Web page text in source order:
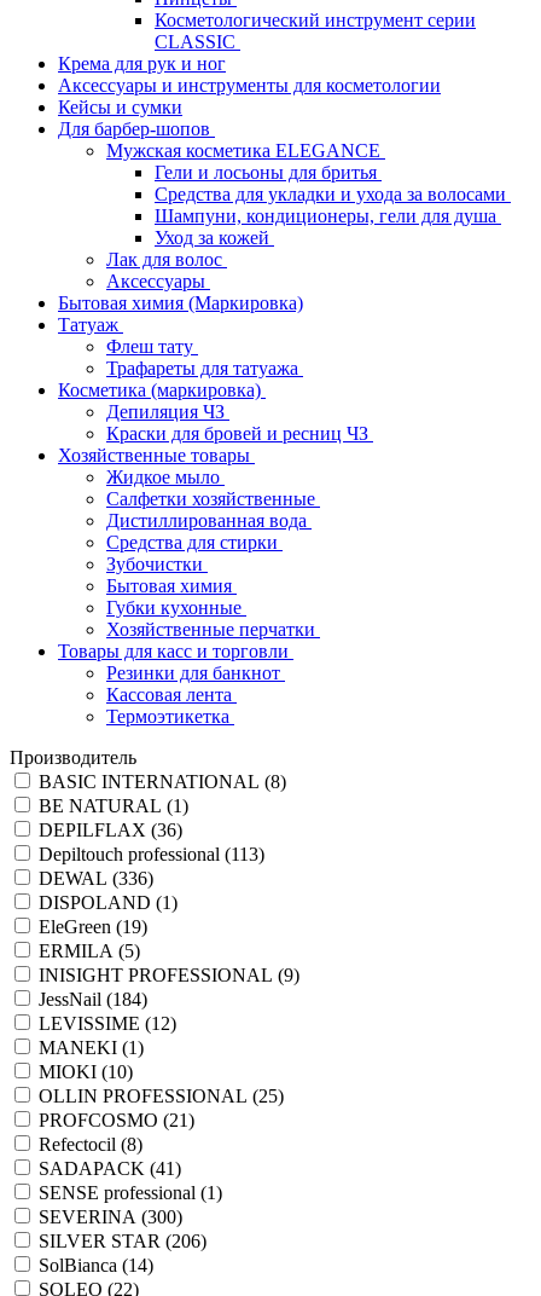
Косметологический инструмент серии
CLASSIC
Крема для рук и ног
Аксессуары и инструменты для косметологии
Кейсы и сумки
Для барбер-шопов
Мужская косметика ELEGANCE
Гели и лосьоны для бритья
Средства для укладки и ухода за волосами
Шампуни, кондиционеры, гели для душа
Уход за кожей
Лак для волос
Аксессуары
Бытовая химия (Маркировка)
Татуаж
Флеш тату
Трафареты для татуажа
Косметика (маркировка)
Депиляция ЧЗ
Краски для бровей и ресниц ЧЗ
Хозяйственные товары
Жидкое мыло
Салфетки хозяйственные
Дистиллированная вода
Средства для стирки
Зубочистки
Бытовая химия
Губки кухонные
Хозяйственные перчатки
Товары для касс и торговли
Резинки для банкнот
Кассовая лента
Термоэтикетка
Производитель
BASIC INTERNATIONAL (8)
BE NATURAL (1)
DEPILFLAX (36)
Depiltouch professional (113)
DEWAL (336)
DISPOLAND (1)
EleGreen (19)
ERMILA (5)
INISIGHT PROFESSIONAL (9)
JessNail (184)
LEVISSIME (12)
MANEKI (1)
MIOKI (10)
OLLIN PROFESSIONAL (25)
PROFCOSMO (21)
Refectocil (8)
SADAPACK (41)
SENSE professional (1)
SEVERINA (300)
SILVER STAR (206)
SolBianca (14)
SOLEO (22)